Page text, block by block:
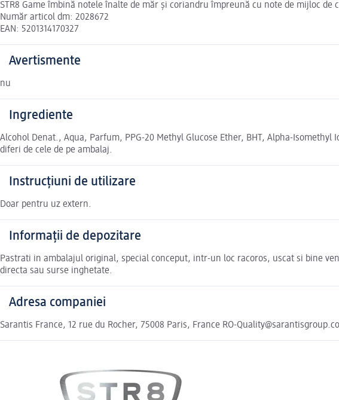
STR8 Game îmbină notele înalte de măr și coriandru împreună cu note de mijloc
Număr articol dm: 2028672
EAN: 5201314170327
Avertismente
nu
Ingrediente
Alcohol Denat., Aqua, Parfum, PPG-20 Methyl Glucose Ether, BHT, Alpha-
diferi de cele de pe ambalaj.
Instrucțiuni de utilizare
Doar pentru uz extern.
Informații de depozitare
Pastrati in ambalajul original, special conceput, intr-un loc racoros, uscat si bine
directa sau surse inghetate.
Adresa companiei
Sarantis France, 12 rue du Rocher, 75008 Paris, France RO-